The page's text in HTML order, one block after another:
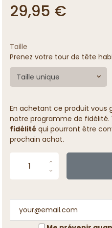
29,95 €
Taille
Prenez votre tour de tête
Taille unique
En achetant ce produit vous
notre programme de fidélité.
fidélitéqui pourront être
prochain achat.